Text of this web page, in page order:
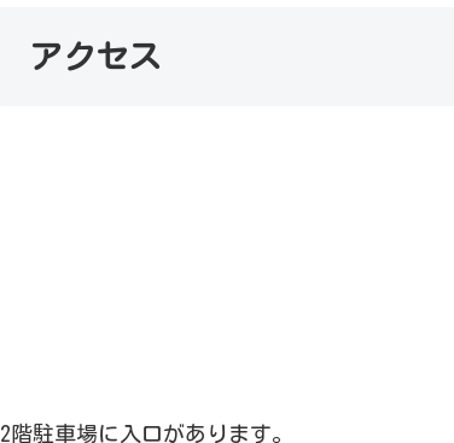
アクセス
2階駐車場に入口があります。